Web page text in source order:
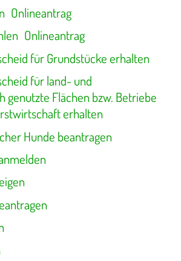
Onlineantrag
Onlineantrag
für Grundstücke erhalten
für land- und
genutzte Flächen bzw. Betriebe
erhalten
Hunde beantragen